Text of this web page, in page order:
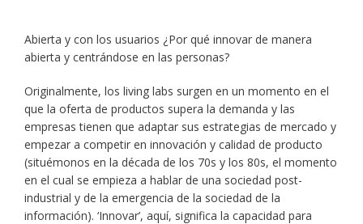
Abierta y con los usuarios ¿Por qué innovar de manera
abierta y centrándose en las personas?
Originalmente, los living labs surgen en un momento en el
que la oferta de productos supera la demanda y las
empresas tienen que adaptar sus estrategias de mercado y
empezar a competir en innovación y calidad de producto
(situémonos en la década de los 70s y los 80s, el momento
en el cual se empieza a hablar de una sociedad post-
industrial y de la emergencia de la sociedad de la
información). ‘Innovar’, aquí, significa la capacidad para